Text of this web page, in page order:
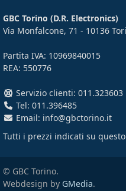
GBC Torino (D.R. Electronics)
Via Monfalcone, 71 - 10136
Partita IVA: 10969840015
REA: 550776
Servizio clienti: 011.323603
Tel: 011.396485
Email: info@gbctorino.it
Tutti i prezzi indicati su
© GBC Torino.
Webdesign by GMedia.